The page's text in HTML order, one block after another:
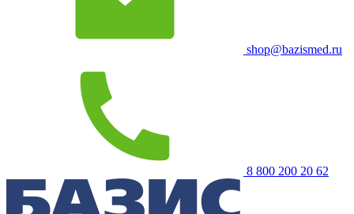
shop@bazismed.ru
8 800 200 20 62